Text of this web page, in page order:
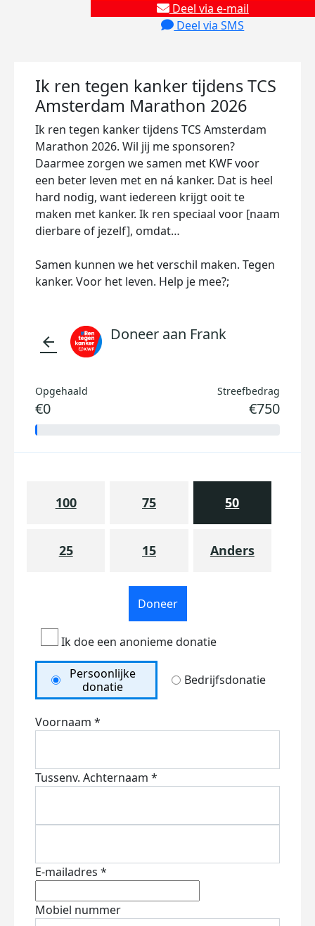
Deel via e-mail
Deel via SMS
Ik ren tegen kanker tijdens TCS
Amsterdam Marathon 2026
Ik ren tegen kanker tijdens TCS Amsterdam
Marathon 2026. Wil jij me sponsoren?
Daarmee zorgen we samen met KWF voor
een beter leven met en ná kanker. Dat is heel
hard nodig, want iedereen krijgt ooit te
maken met kanker. Ik ren speciaal voor [naam
dierbare of jezelf], omdat…
Samen kunnen we het verschil maken. Tegen
kanker. Voor het leven. Help je mee?;
arrow_back Doneer aan Frank
Opgehaald
€0
Streefbedrag
€750
100 75 50
25 15 Anders
Doneer
Ik doe een anonieme donatie
Persoonlijke
donatie
Bedrijfsdonatie
Voornaam *
Tussenv. Achternaam *
E-mailadres *
Mobiel nummer